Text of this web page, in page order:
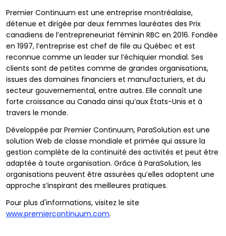
Premier Continuum est une entreprise montréalaise,
détenue et dirigée par deux femmes lauréates des Prix
canadiens de l’entrepreneuriat féminin RBC en 2016. Fondée
en 1997, l’entreprise est chef de file au Québec et est
reconnue comme un leader sur l’échiquier mondial. Ses
clients sont de petites comme de grandes organisations,
issues des domaines financiers et manufacturiers, et du
secteur gouvernemental, entre autres. Elle connaît une
forte croissance au Canada ainsi qu’aux États-Unis et à
travers le monde.
Développée par Premier Continuum, ParaSolution est une
solution Web de classe mondiale et primée qui assure la
gestion complète de la continuité des activités et peut être
adaptée à toute organisation. Grâce à ParaSolution, les
organisations peuvent être assurées qu’elles adoptent une
approche s’inspirant des meilleures pratiques.
Pour plus d'informations, visitez le site
www.premiercontinuum.com.